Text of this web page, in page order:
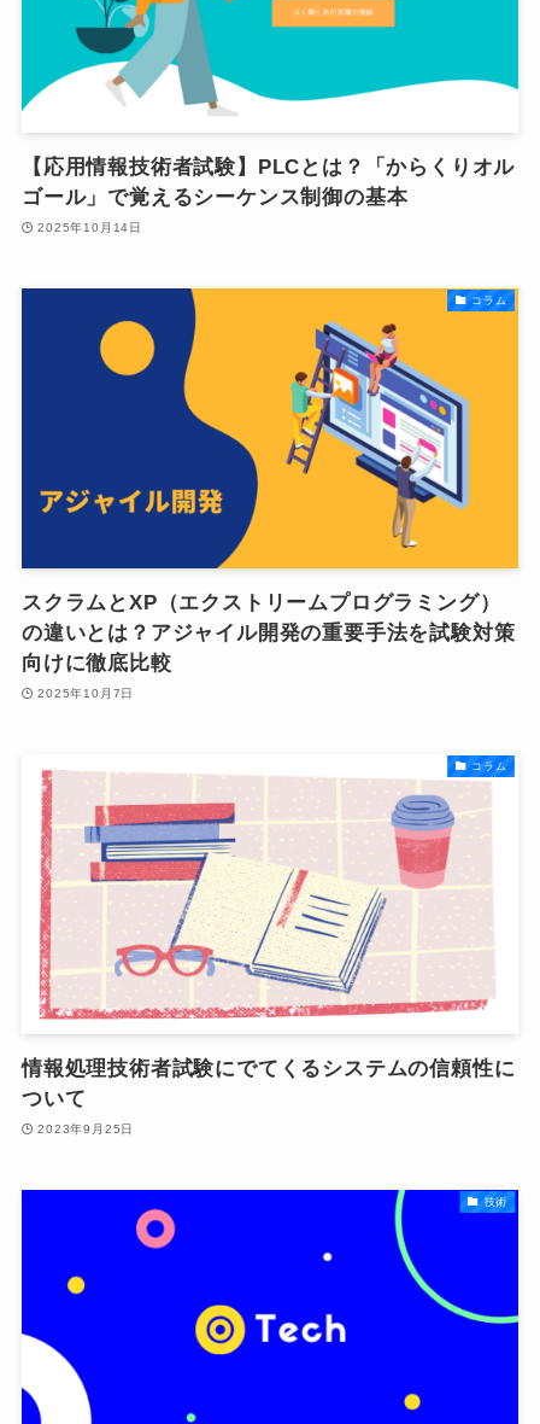
【応用情報技術者試験】PLCとは？「からくりオル
ゴール」で覚えるシーケンス制御の基本
2025年10月14日
コラム
スクラムとXP（エクストリームプログラミング）
の違いとは？アジャイル開発の重要手法を試験対策
向けに徹底比較
2025年10月7日
コラム
情報処理技術者試験にでてくるシステムの信頼性に
ついて
2023年9月25日
技術